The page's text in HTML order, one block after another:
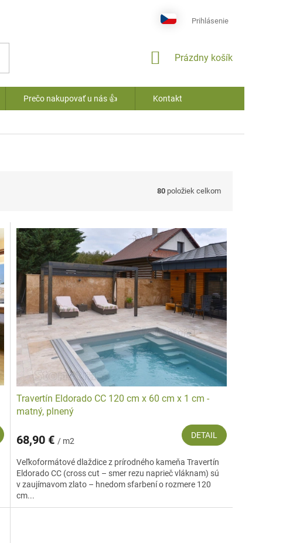
Prihlásenie
NÁKUPNÝ
Prázdny košík
Prečo nakupovať u nás 👍 Kontakt
80 položiek celkom
Travertín Eldorado CC 120 cm x 60 cm x 1 cm -
matný, plnený
68,90 € / m2
DETAIL
Veľkoformátové dlaždice z prírodného kameňa Travertín
Eldorado CC (cross cut – smer rezu naprieč vláknam) sú
v zaujímavom zlato – hnedom sfarbení o rozmere 120
cm...